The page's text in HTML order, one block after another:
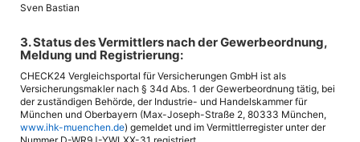
Sven Bastian
3. Status des Vermittlers nach der Gewerbeordnung,
Meldung und Registrierung:
CHECK24 Vergleichsportal für Versicherungen GmbH ist als
Versicherungsmakler nach § 34d Abs. 1 der Gewerbeordnung tätig, bei
der zuständigen Behörde, der Industrie- und Handelskammer für
München und Oberbayern (Max-Joseph-Straße 2, 80333 München,
www.ihk-muenchen.de) gemeldet und im Vermittlerregister unter der